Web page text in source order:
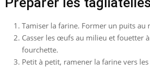
Tamiser la farine. Former un puits au
Casser les œufs au milieu et fouetter à
fourchette.
Petit à petit, ramener la farine vers